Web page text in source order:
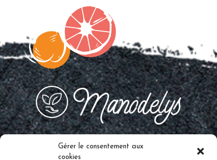
Gérer le consentement aux
cookies